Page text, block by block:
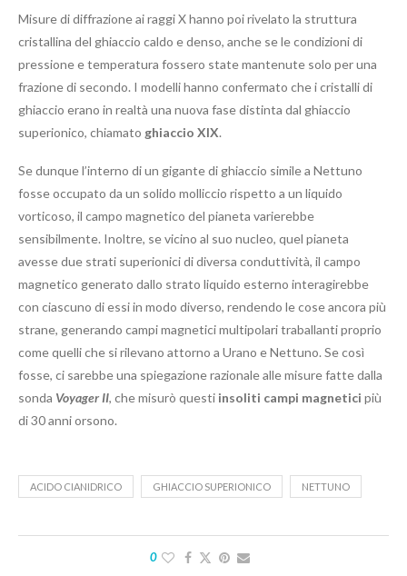
Misure di diffrazione ai raggi X hanno poi rivelato la struttura
cristallina del ghiaccio caldo e denso, anche se le condizioni di
pressione e temperatura fossero state mantenute solo per una
frazione di secondo. I modelli hanno confermato che i cristalli di
ghiaccio erano in realtà una nuova fase distinta dal ghiaccio
superionico, chiamato ghiaccio XIX.
Se dunque l’interno di un gigante di ghiaccio simile a Nettuno
fosse occupato da un solido molliccio rispetto a un liquido
vorticoso, il campo magnetico del pianeta varierebbe
sensibilmente. Inoltre, se vicino al suo nucleo, quel pianeta
avesse due strati superionici di diversa conduttività, il campo
magnetico generato dallo strato liquido esterno interagirebbe
con ciascuno di essi in modo diverso, rendendo le cose ancora più
strane, generando campi magnetici multipolari traballanti proprio
come quelli che si rilevano attorno a Urano e Nettuno. Se così
fosse, ci sarebbe una spiegazione razionale alle misure fatte dalla
sonda Voyager II, che misurò questi insoliti campi magnetici più
di 30 anni orsono.
ACIDO CIANIDRICO GHIACCIO SUPERIONICO NETTUNO
0